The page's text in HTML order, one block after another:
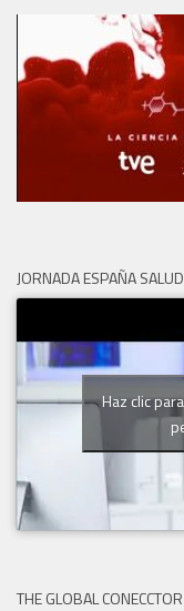
JORNADA ESPAÑA
Haz clic
THE GLOBAL